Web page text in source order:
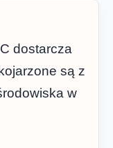
dostarcza
są z
w